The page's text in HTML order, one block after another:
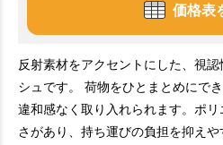
価格表
反射素材をアクセントにした、視
シュです。 荷物をひとまとめにで
違和感なく取り入れられます。ポ
さがあり、持ち運びの負担を抑え